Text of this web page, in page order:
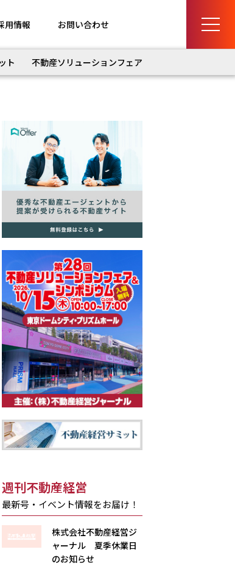
用情報 お問い合わせ
ト 不動産ソリューションフェア
週刊不動産経営
最新号・イベント情報をお届け！
株式会社不動産経営ジ
ャーナル 夏季休業日
のお知らせ